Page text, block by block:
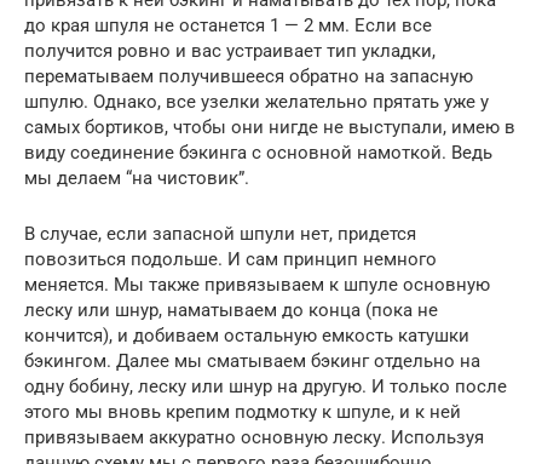
до края шпуля не останется 1 — 2 мм. Если все
получится ровно и вас устраивает тип укладки,
перематываем получившееся обратно на запасную
шпулю. Однако, все узелки желательно прятать уже у
самых бортиков, чтобы они нигде не выступали, имею в
виду соединение бэкинга с основной намоткой. Ведь
мы делаем “на чистовик”.
В случае, если запасной шпули нет, придется
повозиться подольше. И сам принцип немного
меняется. Мы также привязываем к шпуле основную
леску или шнур, наматываем до конца (пока не
кончится), и добиваем остальную емкость катушки
бэкингом. Далее мы сматываем бэкинг отдельно на
одну бобину, леску или шнур на другую. И только после
этого мы вновь крепим подмотку к шпуле, и к ней
привязываем аккуратно основную леску. Используя